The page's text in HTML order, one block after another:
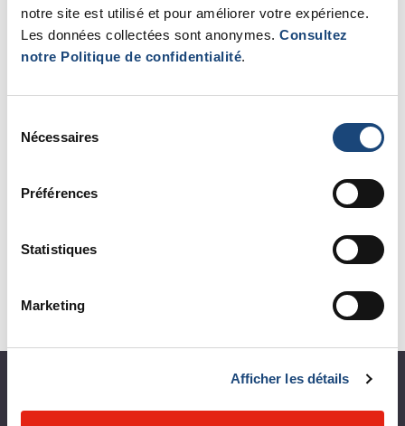
notre site est utilisé et pour améliorer votre expérience.
Les données collectées sont anonymes. Consultez
notre Politique de confidentialité.
Nécessaires
Préférences
Statistiques
Marketing
Afficher les détails
Centre de la reproduction du CUSM
Par où commencer?
Traitements
Tarification et politiques
Notre équipe
L'Enseignement